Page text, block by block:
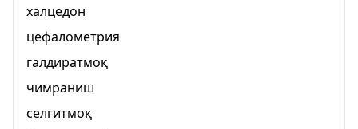
халцедон
цефалометрия
галдиратмоқ
чимраниш
селгитмоқ